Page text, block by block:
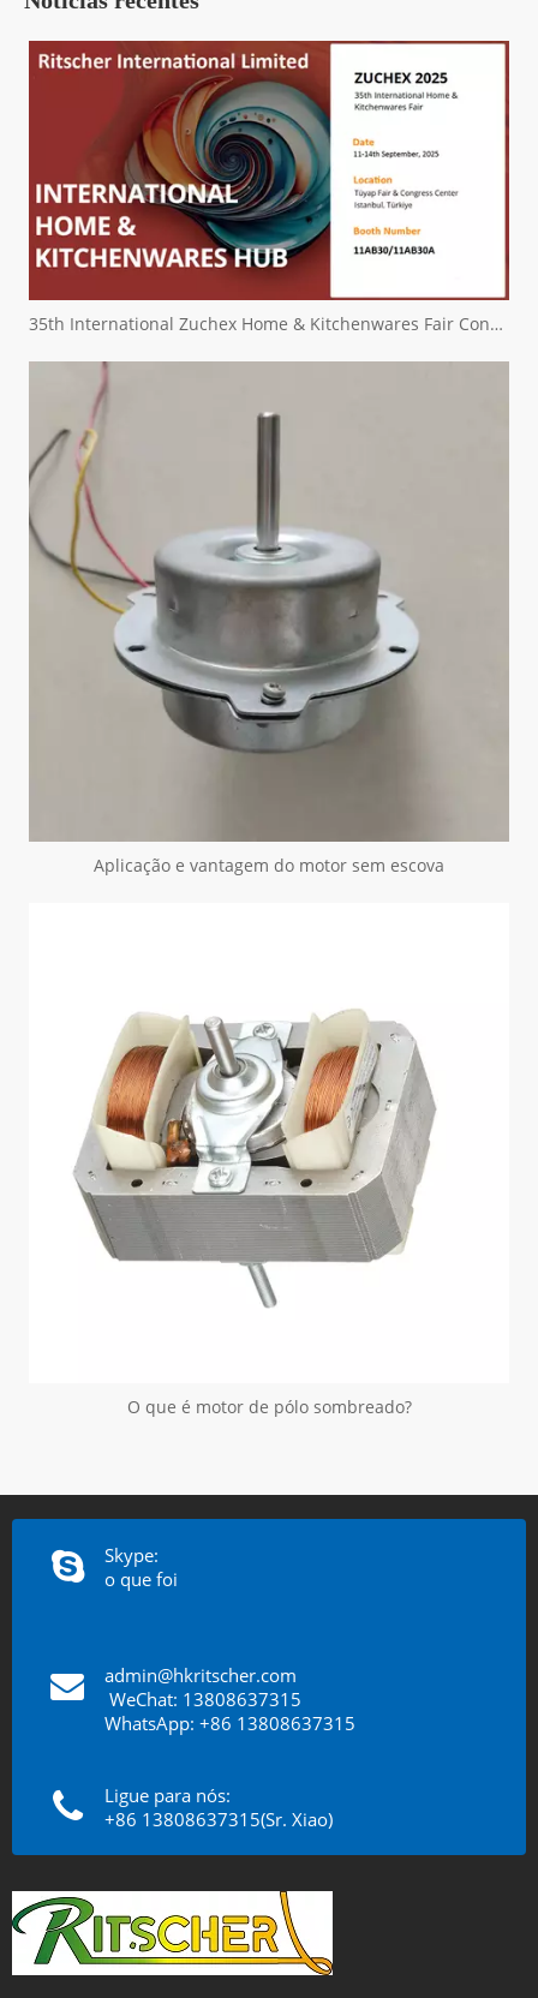
35th International Zuchex Home & Kitchenwares Fair Convitition - Ritscher International Limited
Aplicação e vantagem do motor sem escova
O que é motor de pólo sombreado?
Skype:
o que foi
admin@hkritscher.com
WeChat: 13808637315
WhatsApp: +86 13808637315
Ligue para nós:
+86 13808637315(Sr. Xiao)